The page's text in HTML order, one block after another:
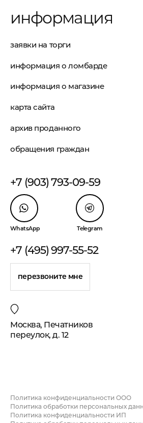
информация
заявки на торги
информация о ломбарде
информация о магазине
карта сайта
архив проданного
обращения граждан
+7 (903) 793-09-59
WhatsApp Telegram
+7 (495) 997-55-52
перезвоните мне
Москва, Печатников
переулок, д. 12
Политика конфиденциальности ООО
Политика обработки персональных
Политика конфиденциальности ИП